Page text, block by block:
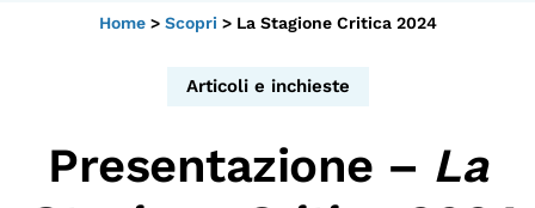
Sostieni
Sala di Lettura
LA FONDAZIONE
Home> Scopri > La Stagione Critica 2024
Articoli e inchieste
Presentazione – La